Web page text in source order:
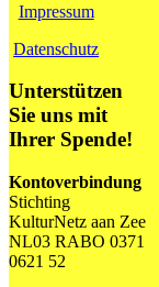
Impressum
Datenschutz
Unterstützen
Sie uns mit
Ihrer Spende!
Kontoverbindung
Stichting
KulturNetz aan Zee
NL03 RABO 0371
0621 52